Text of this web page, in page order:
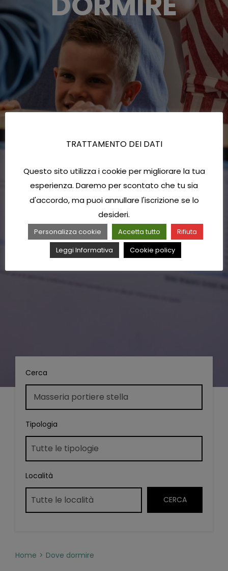
Cerca
Tipologia
Località
Home Dove dormire
TRATTAMENTO DEI DATI
Questo sito utilizza i cookie per migliorare la tua
esperienza. Daremo per scontato che tu sia
d'accordo, ma puoi annullare l'iscrizione se lo
desideri.
Personalizza cookie Accetta tutto
Rifiuta
Leggi Informativa
Cookie policy